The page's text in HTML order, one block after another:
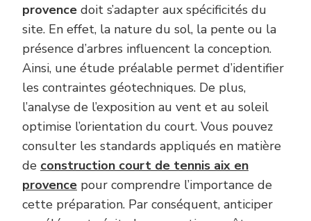
provence doit s’adapter aux spécificités du
site. En effet, la nature du sol, la pente ou la
présence d’arbres influencent la conception.
Ainsi, une étude préalable permet d’identifier
les contraintes géotechniques. De plus,
l’analyse de l’exposition au vent et au soleil
optimise l’orientation du court. Vous pouvez
consulter les standards appliqués en matière
de construction court de tennis aix en
provence pour comprendre l’importance de
cette préparation. Par conséquent, anticiper